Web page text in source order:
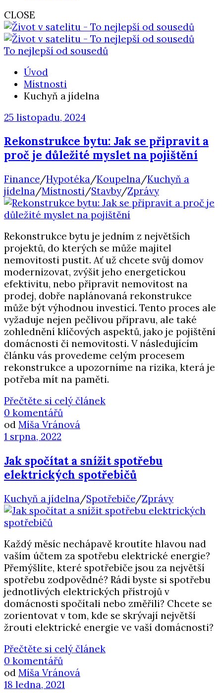
CLOSE
To nejlepší od sousedů
Úvod
Místnosti
Kuchyň a jídelna
25 listopadu, 2024
Rekonstrukce bytu: Jak se připravit a
proč je důležité myslet na pojištění
Finance/Hypotéka/Koupelna/Kuchyň a
jídelna/Místnosti/Stavby/Zprávy
Rekonstrukce bytu je jedním z největších
projektů, do kterých se může majitel
nemovitosti pustit. Ať už chcete svůj domov
modernizovat, zvýšit jeho energetickou
efektivitu, nebo připravit nemovitost na
prodej, dobře naplánovaná rekonstrukce
může být výhodnou investicí. Tento proces ale
vyžaduje nejen pečlivou přípravu, ale také
zohlednění klíčových aspektů, jako je pojištění
domácnosti či nemovitosti. V následujícím
článku vás provedeme celým procesem
rekonstrukce a upozorníme na rizika, která je
potřeba mít na paměti.
Přečtěte si celý článek
0 komentářů
od Míša Vránová
1 srpna, 2022
Jak spočítat a snížit spotřebu
elektrických spotřebičů
Kuchyň a jídelna/Spotřebiče/Zprávy
Každý měsíc nechápavě kroutíte hlavou nad
vaším účtem za spotřebu elektrické energie?
Přemýšlíte, které spotřebiče jsou za největší
spotřebu zodpovědné? Rádi byste si spotřebu
jednotlivých elektrických přístrojů v
domácnosti spočítali nebo změřili? Chcete se
zorientovat v tom, kde se skrývají největší
žrouti elektrické energie ve vaší domácnosti?
Přečtěte si celý článek
0 komentářů
od Míša Vránová
18 ledna, 2021